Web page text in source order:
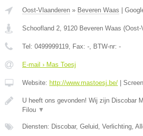
Oost-Vlaanderen » Beveren Waas |
Schoofland 2 9120 Beveren Waas (Oost-
Tel: 0499999119 , Fax: - , BTW-nr: -
E-mail › Mas Toesj
Website: http://www.mastoesj.be/ |
U heeft ons gevonden! Wij zijn Discobar
Filou ▼
Diensten: Discobar, Geluid, Verlichting,